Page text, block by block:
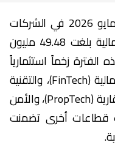
سجلت استثمارات الفترة 9 – 16 مايو 2026 في الشركات
الناشئة بالمنطقة العربية قيمة إجمالية بلغت 49.48 مليون
الفترة زخماً استثمارياً
وتنوعاً قطاعياً بارزاً شمل التقنية المالية (FinTech)، والتقنية
الصحية (HealthTech)، والتقنية العقارية (PropTech)، والأمن
قطاعات أخرى تضمنت